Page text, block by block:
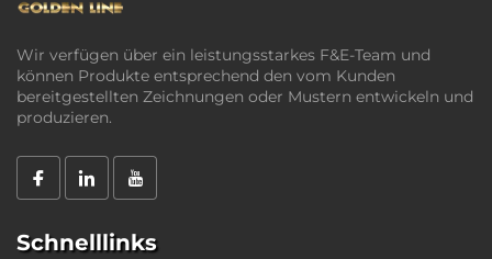
Wir verfügen über ein leistungsstarkes F&E-Team und
können Produkte entsprechend den vom Kunden
bereitgestellten Zeichnungen oder Mustern entwickeln und
produzieren.
Schnelllinks